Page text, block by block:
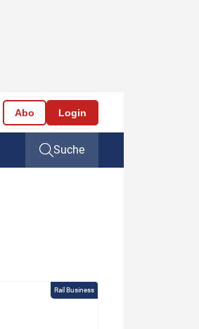
Abo Login
Suche
Rail Business